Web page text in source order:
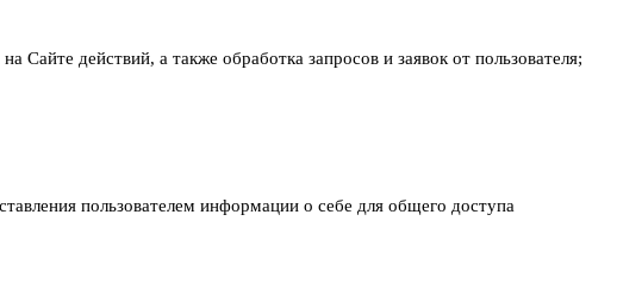
действий, а также обработка запросов и заявок от пользователя;
пользователем информации о себе для общего доступа